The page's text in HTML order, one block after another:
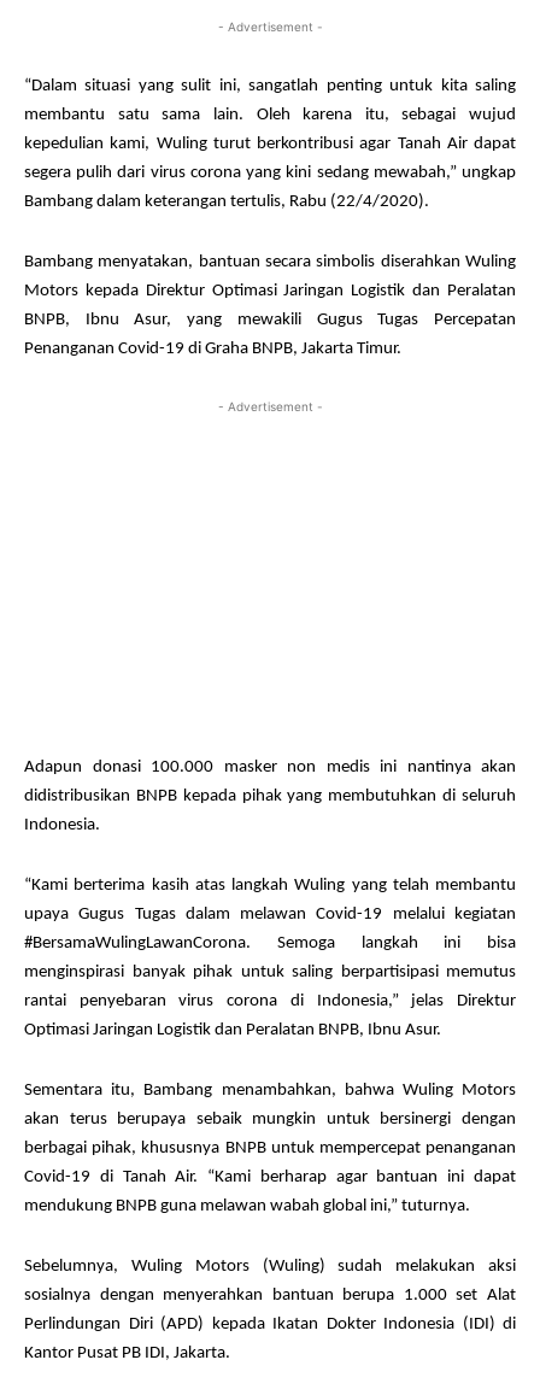
- Advertisement -
“Dalam situasi yang sulit ini, sangatlah penting untuk kita saling
membantu satu sama lain. Oleh karena itu, sebagai wujud
kepedulian kami, Wuling turut berkontribusi agar Tanah Air dapat
segera pulih dari virus corona yang kini sedang mewabah,” ungkap
Bambang dalam keterangan tertulis, Rabu (22/4/2020).
Bambang menyatakan, bantuan secara simbolis diserahkan Wuling
Motors kepada Direktur Optimasi Jaringan Logistik dan Peralatan
BNPB, Ibnu Asur, yang mewakili Gugus Tugas Percepatan
Penanganan Covid-19 di Graha BNPB, Jakarta Timur.
- Advertisement -
Adapun donasi 100.000 masker non medis ini nantinya akan
didistribusikan BNPB kepada pihak yang membutuhkan di seluruh
Indonesia.
“Kami berterima kasih atas langkah Wuling yang telah membantu
upaya Gugus Tugas dalam melawan Covid-19 melalui kegiatan
#BersamaWulingLawanCorona. Semoga langkah ini bisa
menginspirasi banyak pihak untuk saling berpartisipasi memutus
rantai penyebaran virus corona di Indonesia,” jelas Direktur
Optimasi Jaringan Logistik dan Peralatan BNPB, Ibnu Asur.
Sementara itu, Bambang menambahkan, bahwa Wuling Motors
akan terus berupaya sebaik mungkin untuk bersinergi dengan
berbagai pihak, khususnya BNPB untuk mempercepat penanganan
Covid-19 di Tanah Air. “Kami berharap agar bantuan ini dapat
mendukung BNPB guna melawan wabah global ini,” tuturnya.
Sebelumnya, Wuling Motors (Wuling) sudah melakukan aksi
sosialnya dengan menyerahkan bantuan berupa 1.000 set Alat
Perlindungan Diri (APD) kepada Ikatan Dokter Indonesia (IDI) di
Kantor Pusat PB IDI, Jakarta.